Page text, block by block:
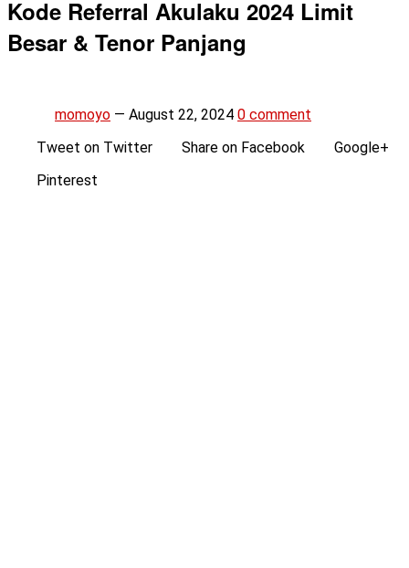
Kode Referral Akulaku 2024 Limit
Besar & Tenor Panjang
momoyo — August 22, 2024 0 comment
Tweet on Twitter
Share on Facebook
Google+
Pinterest